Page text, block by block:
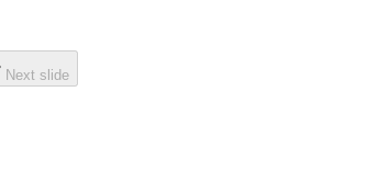
Next slide